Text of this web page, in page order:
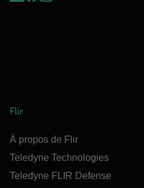
Flir
À propos de Flir
Teledyne Technologies
Teledyne FLIR Defense